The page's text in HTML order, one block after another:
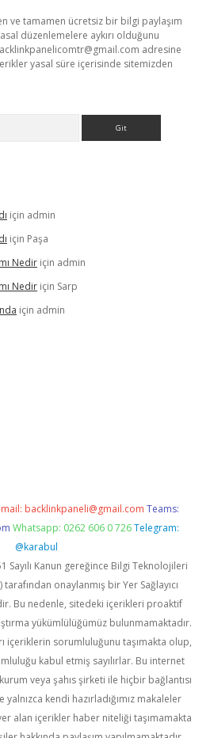
ve tamamen ücretsiz bir bilgi paylaşım
düzenlemelere aykırı olduğunu
adresine
yasal süre içerisinde sitemizden
için admin
için Paşa
Nedir için admin
Nedir için Sarp
için admin
mail: backlinkpaneli@gmail.com Teams:
Whatsapp: 0262 606 0 726 Telegram:
@karabul
Sayılı Kanun gereğince Bilgi Teknolojileri
onaylanmış bir Yer Sağlayıcı
Bu nedenle, sitedeki içerikleri proaktif
yükümlülüğümüz bulunmamaktadır.
içeriklerin sorumluluğunu taşımakta olup,
kabul etmiş sayılırlar. Bu internet
veya şahıs şirketi ile hiçbir bağlantısı
kendi hazırladığımız makaleler
alan içerikler haber niteliği taşımamakta